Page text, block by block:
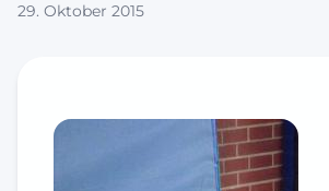
29. Oktober 2015